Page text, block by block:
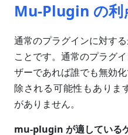
Mu-Plugin の利
通常のプラグインに対す
ことです。通常のプラグ
ザーであれば誰でも無効
除される可能性もありま
がありません。
mu-plugin が適している